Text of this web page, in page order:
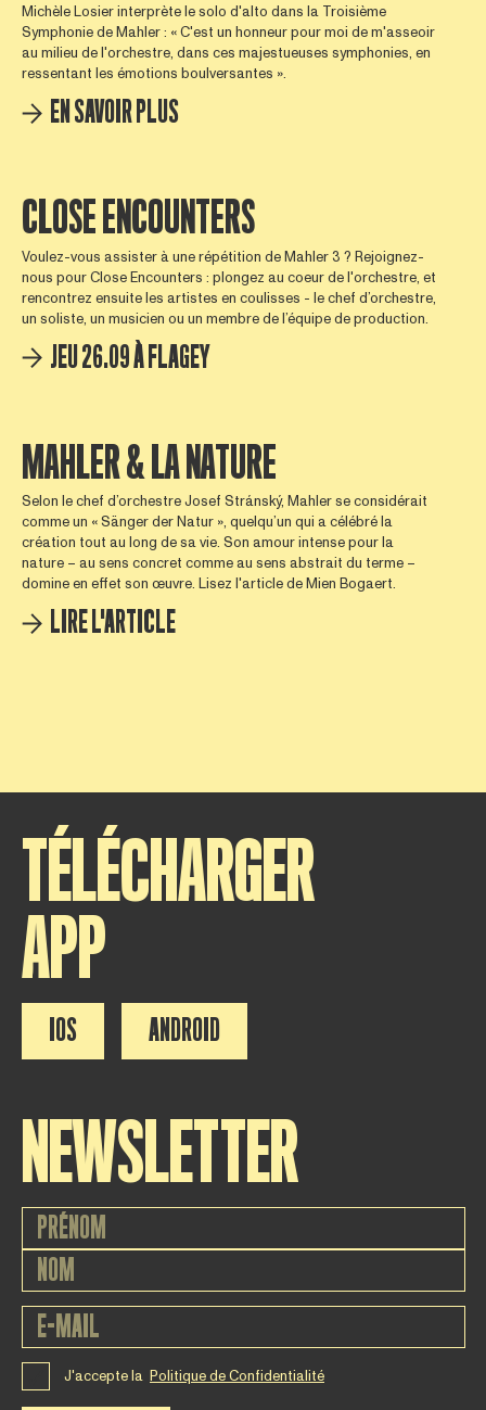
Michèle Losier interprète le solo d'alto dans la Troisième
Symphonie de Mahler : « C'est un honneur pour moi de m'asseoir
au milieu de l'orchestre, dans ces majestueuses symphonies, en
ressentant les émotions boulversantes ».
EN SAVOIR PLUS
CLOSE ENCOUNTERS
Voulez-vous assister à une répétition de Mahler 3 ? Rejoignez-
nous pour Close Encounters : plongez au coeur de l'orchestre, et
rencontrez ensuite les artistes en coulisses - le chef d’orchestre,
un soliste, un musicien ou un membre de l’équipe de production.
JEU 26.09 À FLAGEY
MAHLER & LA NATURE
Selon le chef d’orchestre Josef Stránský, Mahler se considérait
comme un « Sänger der Natur », quelqu’un qui a célébré la
création tout au long de sa vie. Son amour intense pour la
nature – au sens concret comme au sens abstrait du terme –
domine en effet son œuvre. Lisez l'article de Mien Bogaert.
LIRE L'ARTICLE
TÉLÉCHARGER
APP
IOS ANDROID
NEWSLETTER
J'accepte la Politique de Confidentialité